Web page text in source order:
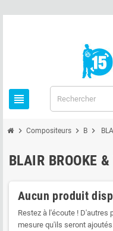
view_headline
chevron_right Compositeurs chevron_right B chevron_right
BLAIR BROOKE
Aucun produit
Restez à l'écoute !
mesure qu'ils seront